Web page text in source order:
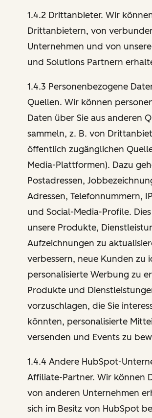
1.4.2 Drittanbieter. Wir
Drittanbietern, von
Unternehmen und von
und Solutions Partnern
1.4.3 Personenbezogene
Quellen. Wir können
Daten über Sie aus anderen
sammeln, z. B. von
öffentlich zugänglichen
Media-Plattformen). Dazu
Postadressen,
Adressen, Telefonnummern,
und Social-Media-Profile.
unsere Produkte,
Aufzeichnungen zu
verbessern, neue Kunden zu
personalisierte Werbung zu
Produkte und
vorzuschlagen, die Sie
könnten, personalisierte
versenden und Events zu
1.4.4 Andere HubSpot-
Affiliate-Partner. Wir können
von anderen Unternehmen
sich im Besitz von HubSpot